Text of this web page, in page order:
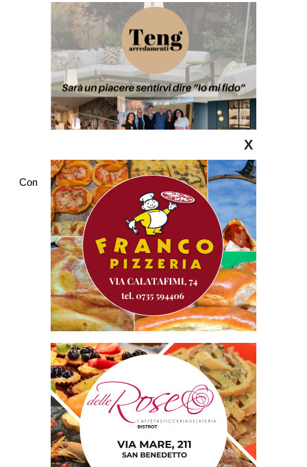
Commenti
X